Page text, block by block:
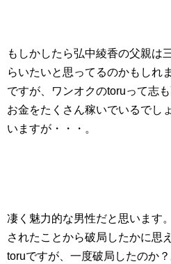
もしかしたら弘中綾香の父親は
らいたいと思ってるのかもしれ
ですが、ワンオクのtoruって志
お金をたくさん稼いでいるでし
いますが・・・。
凄く魅力的な男性だと思います
されたことから破局したかに思
toruですが、一度破局したのか